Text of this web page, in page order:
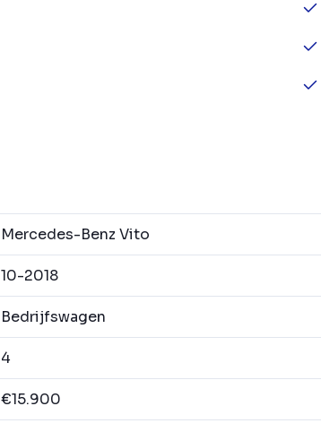
Mercedes-Benz Vito
10-2018
Bedrijfswagen
4
€15.900